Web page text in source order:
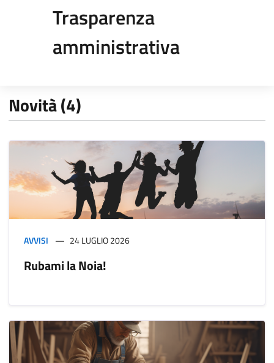
Trasparenza
amministrativa
Novità (4)
AVVISI 24 LUGLIO 2026
Rubami la Noia!